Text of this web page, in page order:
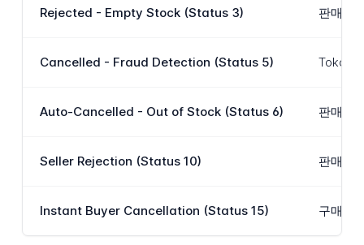
Rejected - Empty Stock (Status 3) 판매자
Cancelled - Fraud Detection (Status 5)
Auto-Cancelled - Out of Stock (Status 6) 판매자
Seller Rejection (Status 10) 판매자
Instant Buyer Cancellation (Status 15) 구매자